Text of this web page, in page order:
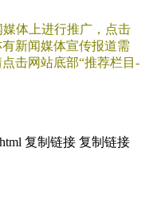
体上进行推广，点击
新闻媒体宣传报道需
击网站底部“推荐栏目-
复制链接 复制链接